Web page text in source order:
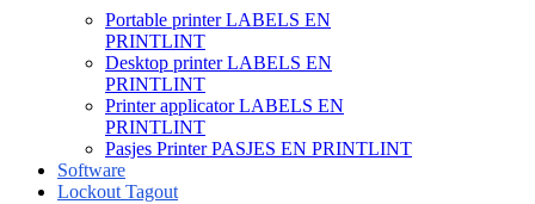
Portable printer LABELS EN
PRINTLINT
Desktop printer LABELS EN
PRINTLINT
Printer applicator LABELS EN
PRINTLINT
Pasjes Printer PASJES EN PRINTLINT
Software
Lockout Tagout